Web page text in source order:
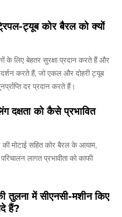
ट्यूब कोर बैरल को क्यों
के लिए बेहतर सुरक्षा प्रदान करते हैं और
करते हैं, जो एकल और दोहरी ट्यूब
दर प्रदान करते हैं।
दक्षता को कैसे प्रभावित
मोटाई सहित कोर बैरल के आयाम,
लागत प्रभावीता को काफी
तुलना में सीएनसी-मशीन किए
हैं?